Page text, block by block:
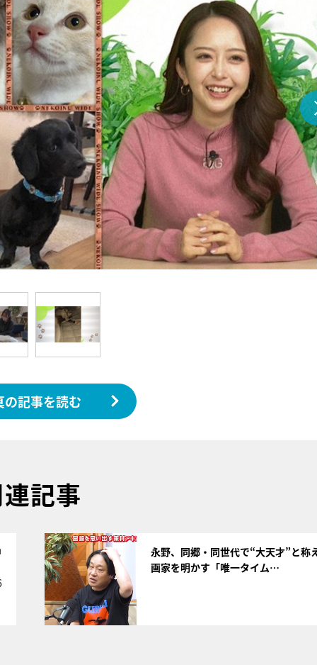
の記事を読む
記事
永野、同郷・同世代で“大天才”と称
画家を明かす「唯一タイム…
『アイ＝ラブ！げーみん
E齋藤樹愛羅＆佐々木舞
ビュー